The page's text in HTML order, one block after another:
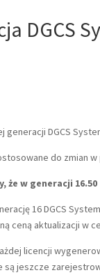
DGCS
DGCS
do zmian
że w generacji
16 DGCS
ceną aktualizacji w
licencji
są jeszcze